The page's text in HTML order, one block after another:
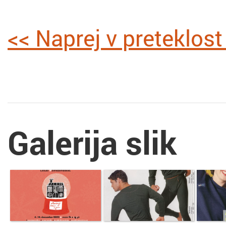
<< Naprej v
Galerija slik